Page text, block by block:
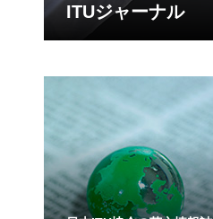
ITUジャーナル